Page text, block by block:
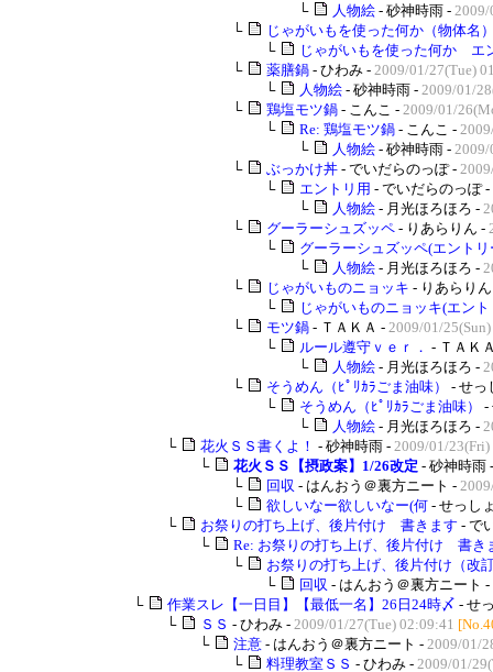
└
人物絵 - 砂神時雨 -
└
じゃがいもを使った何か（物体
└
じゃがいもを使った何か エ
└
薬膳鍋 - ひわみ - 2009/01/27(Tue)
└
人物絵 - 砂神時雨 - 2009/01/
└
鶏塩モツ鍋 - こんこ - 2009/01/
└
Re: 鶏塩モツ鍋 - こんこ -
└
人物絵 - 砂神時雨 -
└
ぶっかけ丼 - でいだらのっぽ -
└
エントリ用 - でいだらのっぽ -
└
人物絵 - 月光ほろほろ -
└
グーラーシュズッペ - りあらりん -
└
グーラーシュズッペ(エントリ
└
人物絵 - 月光ほろほろ -
└
じゃがいものニョッキ - りあらり
└
じゃがいものニョッキ(エン
└
モツ鍋 - ＴＡＫＡ - 2009/01/
└
ルール遵守ｖｅｒ． - ＴＡＫ
└
人物絵 - 月光ほろほろ -
└
そうめん（ﾋﾟﾘｶﾗごま油味）
- せっ
└
そうめん（ﾋﾟﾘｶﾗごま油味）
-
└
人物絵 - 月光ほろほろ -
└
花火ＳＳ書くよ！ - 砂神時雨 - 2009/01/
└
花火ＳＳ【摂政案】1/26改定 - 砂神時雨
└
回収 - はんおう＠裏方ニート -
└
欲しいなー欲しいなー(何 - せっし
└
お祭りの打ち上げ、後片付け 書きます - で
└
Re: お祭りの打ち上げ、後片付け 書き
└
お祭りの打ち上げ、後片付け（改
└
回収 - はんおう＠裏方ニート -
└
作業スレ【一日目】【最低一名】26日24時〆 - せ
└
ＳＳ - ひわみ - 2009/01/27(Tue) 02:09:41
└
注意 - はんおう＠裏方ニート - 2009/01/
└
料理教室ＳＳ - ひわみ - 2009/01/